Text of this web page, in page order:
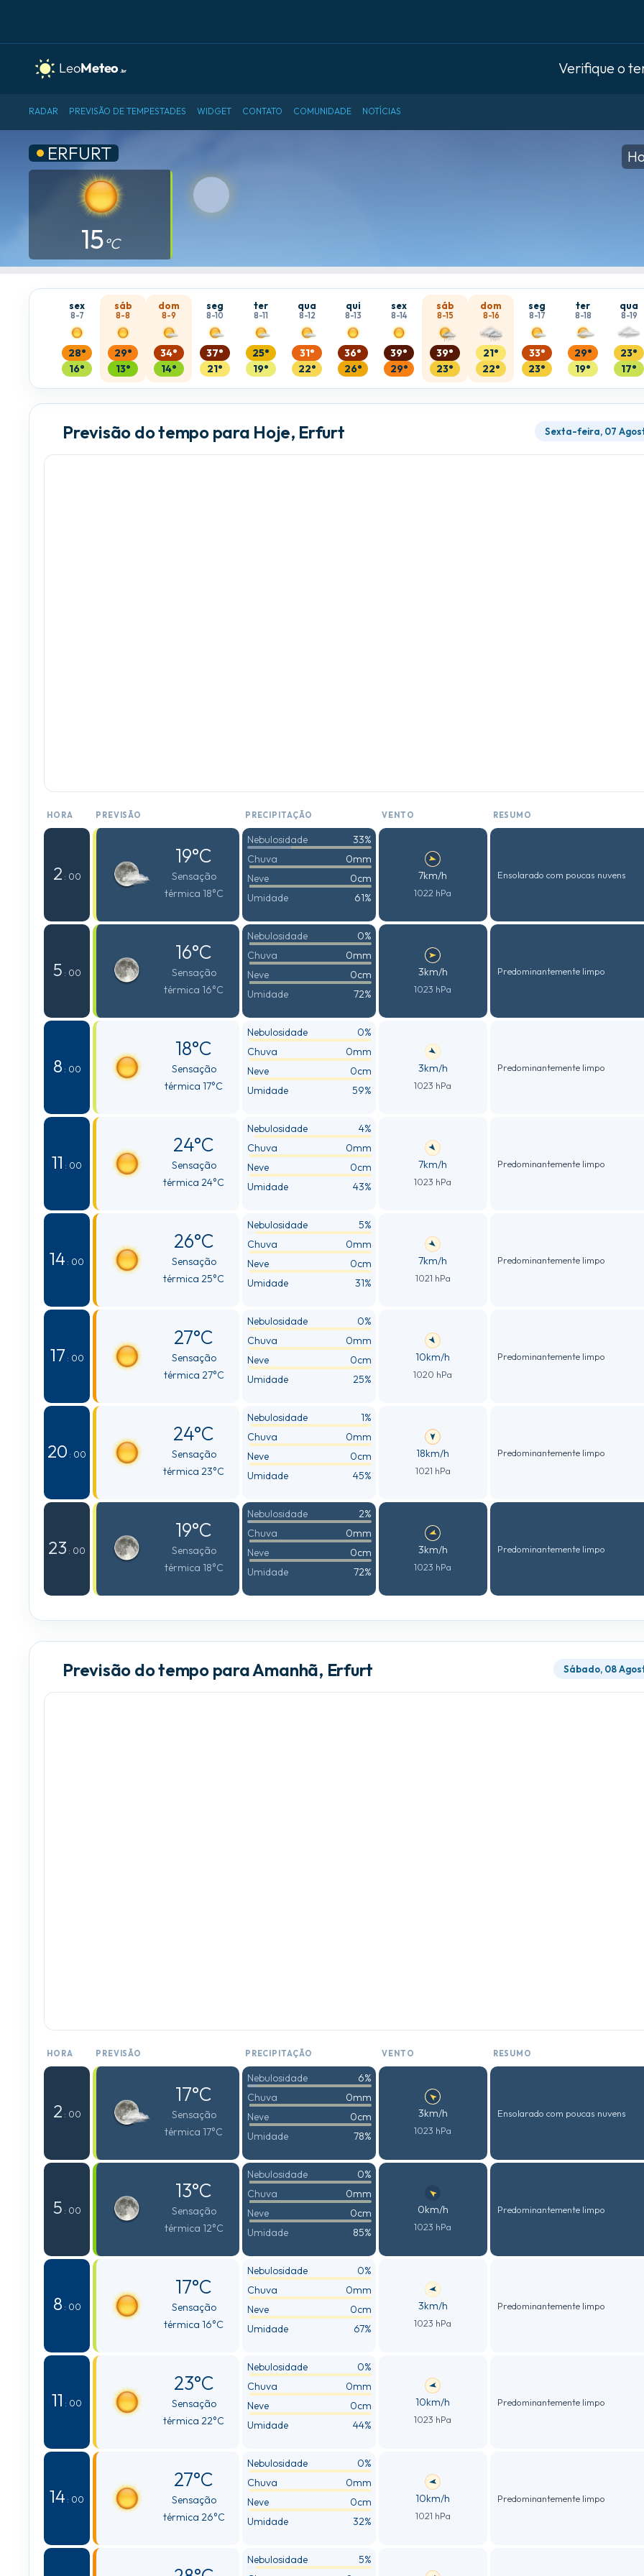
Verifique o
RADAR PREVISÃO DE TEMPESTADES WIDGET CONTATO COMUNIDADE NOTÍCIAS
ERFURT
15°C
sex
8-7
28°
16°
sáb
8-8
29°
13°
dom
8-9
34°
14°
seg
8-10
37°
21°
ter
8-11
25°
19°
qua
8-12
31°
22°
qui
8-13
36°
26°
sex
8-14
39°
29°
sáb
8-15
39°
23°
dom
8-16
21°
22°
seg
8-17
33°
23°
ter
8-18
29°
19°
qua
8-19
23°
17°
Previsão do tempo para Hoje, Erfurt Sexta-feira, 07
HORA PREVISÃO PRECIPITAÇÃO VENTO RESUMO
2 : 00
19°C
Sensação
térmica 18°C
Nebulosidade
33%
Chuva
0mm
Neve
0cm
Umidade
61%
7km/h
1022 hPa
Ensolarado com poucas nuvens
5 : 00
16°C
Sensação
térmica 16°C
Nebulosidade
0%
Chuva
0mm
Neve
0cm
Umidade
72%
3km/h
1023 hPa
Predominantemente limpo
8 : 00
18°C
Sensação
térmica 17°C
Nebulosidade
0%
Chuva
0mm
Neve
0cm
Umidade
59%
3km/h
1023 hPa
Predominantemente limpo
11 : 00
24°C
Sensação
térmica 24°C
Nebulosidade
4%
Chuva
0mm
Neve
0cm
Umidade
43%
7km/h
1023 hPa
Predominantemente limpo
14 : 00
26°C
Sensação
térmica 25°C
Nebulosidade
5%
Chuva
0mm
Neve
0cm
Umidade
31%
7km/h
1021 hPa
Predominantemente limpo
17 : 00
27°C
Sensação
térmica 27°C
Nebulosidade
0%
Chuva
0mm
Neve
0cm
Umidade
25%
10km/h
1020 hPa
Predominantemente limpo
20 : 00
24°C
Sensação
térmica 23°C
Nebulosidade
1%
Chuva
0mm
Neve
0cm
Umidade
45%
18km/h
1021 hPa
Predominantemente limpo
23 : 00
19°C
Sensação
térmica 18°C
Nebulosidade
2%
Chuva
0mm
Neve
0cm
Umidade
72%
3km/h
1023 hPa
Predominantemente limpo
Previsão do tempo para Amanhã, Erfurt Sábado, 08
HORA PREVISÃO PRECIPITAÇÃO VENTO RESUMO
2 : 00
17°C
Sensação
térmica 17°C
Nebulosidade
6%
Chuva
0mm
Neve
0cm
Umidade
78%
3km/h
1023 hPa
Ensolarado com poucas nuvens
5 : 00
13°C
Sensação
térmica 12°C
Nebulosidade
0%
Chuva
0mm
Neve
0cm
Umidade
85%
0km/h
1023 hPa
Predominantemente limpo
8 : 00
17°C
Sensação
térmica 16°C
Nebulosidade
0%
Chuva
0mm
Neve
0cm
Umidade
67%
3km/h
1023 hPa
Predominantemente limpo
11 : 00
23°C
Sensação
térmica 22°C
Nebulosidade
0%
Chuva
0mm
Neve
0cm
Umidade
44%
10km/h
1023 hPa
Predominantemente limpo
14 : 00
27°C
Sensação
térmica 26°C
Nebulosidade
0%
Chuva
0mm
Neve
0cm
Umidade
32%
10km/h
1021 hPa
Predominantemente limpo
Nebulosidade
5%